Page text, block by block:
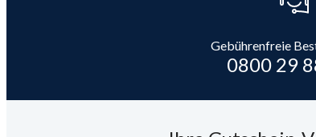
Gebührenfreie
0800 29